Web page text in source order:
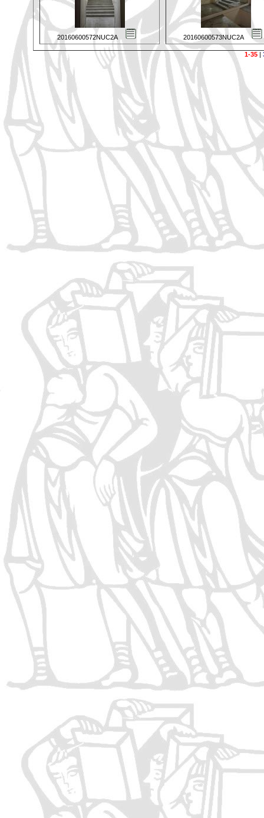
20160600572NUC2A 20160600573NUC2A
1-35|